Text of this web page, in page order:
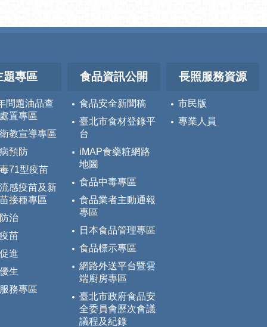
題專區
問題油品查
置專區
教宣導專區
預防
71型疫苗
感疫苗及新
接種專區
治
苗
進
生
務專區
食品資訊公開
食品安全新聞稿
臺北市食材登錄平
台
iMAP食藥粧網路
地圖
食品中毒專區
食品業者主動通報
專區
日本食品管理專區
食品標示專區
網路外送平台暨雲
端廚房專區
臺北市政府食品安
全委員會歷次會議
議程及紀錄
長照服務資源
市民版
專業人員